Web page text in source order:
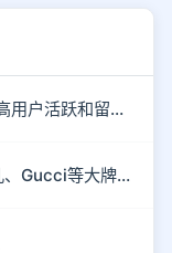
社交类产品如何用产品+运营手段，提高用户活跃和留存？
做视频号后，我家里堆满了LV、香奈儿、Gucci等大牌包